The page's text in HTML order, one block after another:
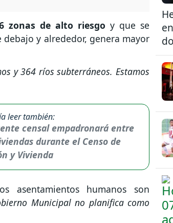
zonas de alto riesgo y que se
y alrededor, genera mayor
y 364 ríos subterráneos. Estamos
leer también:
censal empadronará entre
durante el Censo de
y Vivienda
asentamientos humanos son
Municipal no planifica como